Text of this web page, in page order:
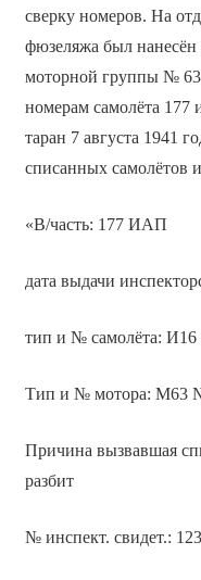
сверку номеров. На
фюзеляжа был
моторной группы №
номерам самолёта 177
таран 7 августа 1941
списанных
«В/часть: 177 ИАП
дата выдачи
тип и № самолёта:
Тип и № мотора: М­63
Причина вызвавшая
разбит
№ инспект. свидет.: 123